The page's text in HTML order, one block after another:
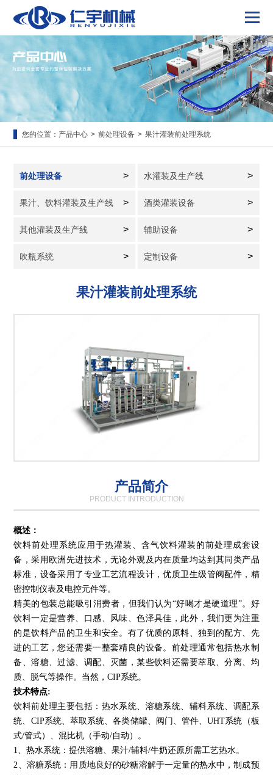
您的位置： 产品中心 > 前处理设备 > 果汁灌装前处理系统
前处理设备 > 水灌装及生产线 >
果汁、饮料灌装及生产线 > 酒类灌装设备 >
其他灌装及生产线 > 辅助设备 >
吹瓶系统 > 定制设备 >
果汁灌装前处理系统
产品简介
PRODUCT INTRODUCTION
概述：
饮料前处理系统应用于热灌装、含气饮料灌装的前处理成套设
备，采用欧洲先进技术，无论外观及内在质量均达到其同类产品
标准，设备采用了专业工艺流程设计，优质卫生级管阀配件，精
密控制仪表及电控元件等。
精美的包装总能吸引消费者，但我们认为“好喝才是硬道理”。好
饮料一定是营养、口感、风味、色泽具佳，此外，我们更为注重
的是饮料产品的卫生和安全。有了优质的原料、独到的配方、先
进的工艺，您还需要一整套精良的设备。前处理通常包括热水制
备、溶糖、过滤、调配、灭菌，某些饮料还需要萃取、分离、均
质、脱气等操作。当然，CIP系统。
技术特点:
饮料前处理主要包括：热水系统、溶糖系统、辅料系统、调配系
统、CIP系统、萃取系统、各类储罐、阀门、管件、UHT系统（板
式/管式）、混比机（手动/自动）。
1、热水系统：提供溶糖、果汁/辅料/牛奶还原所需工艺热水。
2、溶糖系统：用质地良好的砂糖溶解于一定量的热水中，制成预